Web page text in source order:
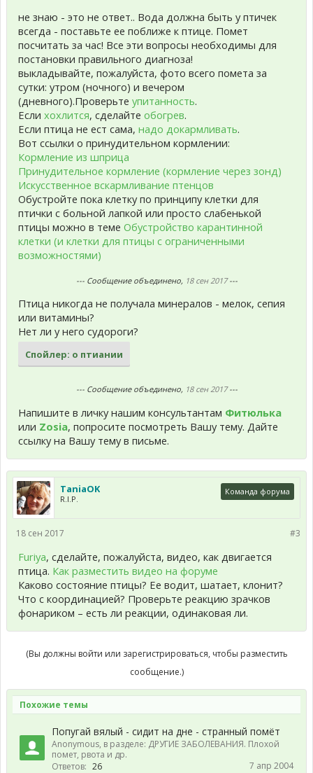
не знаю - это не ответ.. Вода должна быть у птичек
всегда - поставьте ее поближе к птице. Помет
посчитать за час! Все эти вопросы необходимы для
постановки правильного диагноза!
выкладывайте, пожалуйста, фото всего помета за
сутки: утром (ночного) и вечером
(дневного).Проверьте упитанность.
Если хохлится, сделайте обогрев.
Если птица не ест сама, надо докармливать.
Вот ссылки о принудительном кормлении:
Кормление из шприца
Принудительное кормление (кормление через зонд)
Искусственное вскармливание птенцов
Обустройте пока клетку по принципу клетки для
птички с больной лапкой или просто слабенькой
птицы можно в теме Обустройство карантинной
клетки (и клетки для птицы с ограниченными
возможностями)
--- Сообщение объединено, 18 сен 2017---
Птица никогда не получала минералов - мелок, сепия
или витамины?
Нет ли у него судороги?
Спойлер: о птиании
--- Сообщение объединено, 18 сен 2017---
Напишите в личку нашим консультантам Фитюлька
или Zosia, попросите посмотреть Вашу тему. Дайте
ссылку на Вашу тему в письме.
TaniaOK
R.I.P.
Команда форума
#3
18 сен 2017
Furiya, сделайте, пожалуйста, видео, как двигается
птица. Как разместить видео на форуме
Каково состояние птицы? Ее водит, шатает, клонит?
Что с координацией? Проверьте реакцию зрачков
фонариком – есть ли реакции, одинаковая ли.
(Вы должны войти или зарегистрироваться, чтобы разместить
сообщение.)
Похожие темы
Попугай вялый - сидит на дне - странный помёт
Anonymous, в разделе: ДРУГИЕ ЗАБОЛЕВАНИЯ. Плохой
помет, рвота и др.
Ответов: 26 7 апр 2004